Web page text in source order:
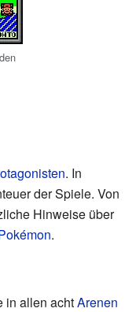
. In
der Spiele. Von
Hinweise über
.
in allen achtArenen